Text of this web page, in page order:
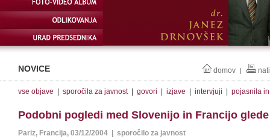
NOVICE domov |
vse objave sporočila za javnost| govori izjave intervjuji pojasnila
Podobni pogledi med Slovenijo in Francijo
Pariz, Francija, 03/12/2004 | sporočilo za javnost